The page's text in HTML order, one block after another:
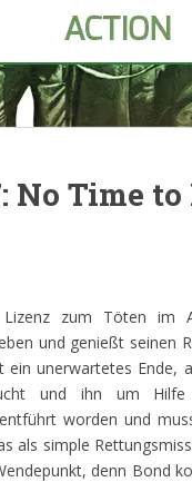
No Time to
zum Töten im
und genießt seinen
ein unerwartetes Ende,
und ihn um
worden und
als simple
denn Bond